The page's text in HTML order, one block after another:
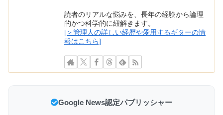
読者のリアルな悩みを、長年の経験から論理
的かつ科学的に紐解きます。
[＞管理人の詳しい経歴や愛用するギターの情
報はこちら]
Google News認定パブリッシャー